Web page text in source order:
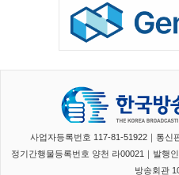
사업자등록번호 117-81-51922｜통신
정기간행물등록번호 양천 라00021｜발행
방송회관